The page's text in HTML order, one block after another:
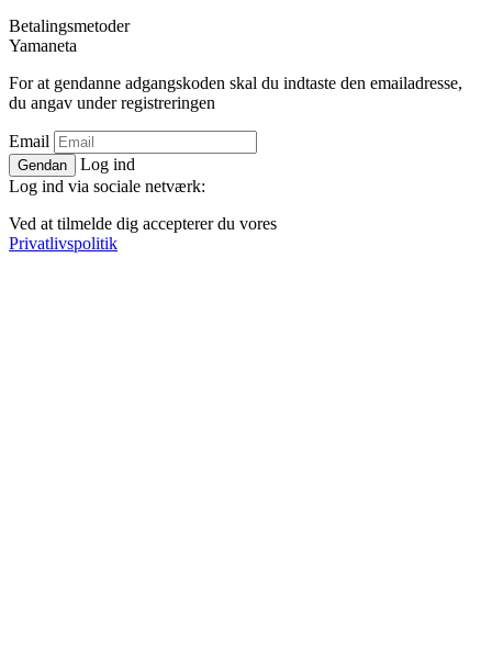
Betalingsmetoder
Yamaneta
For at gendanne adgangskoden skal du indtaste den emailadresse,
du angav under registreringen
Email
Gendan
Log ind
Log ind via sociale netværk:
Ved at tilmelde dig accepterer du vores
Privatlivspolitik